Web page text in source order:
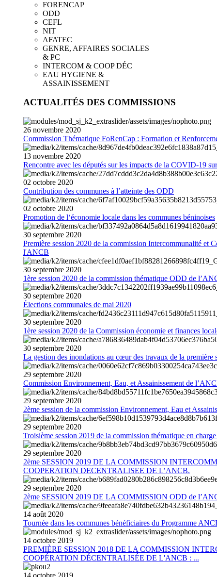
FORENCAP
ODD
CEFL
NIT
AFATEC
GENRE, AFFAIRES SOCIALES
& PC
INTERCOM & COOP DÉC
EAU HYGIENE &
ASSAINISSEMENT
ACTUALITÉS DES COMMISSIONS
26 novembre 2020
Commission Thématique FoRenCap : Formation et
13 novembre 2020
Rencontre avec les députés sur les impacts de la COVID-19
02 octobre 2020
Contribution des communes à l’atteinte des ODD
02 octobre 2020
Promotion de l‘économie locale dans les communes béninoises
30 septembre 2020
Première session 2020 de la commission Intercommunalité et
l'ANCB
30 septembre 2020
1ère session 2020 de la commission thématique ODD de
30 septembre 2020
Élections communales de mai 2020
30 septembre 2020
1ère session 2020 de la Commission économie et finances
30 septembre 2020
La gestion des inondations au cœur des travaux de la première
29 septembre 2020
Commission Environnement, Eau, et Assainissement de
29 septembre 2020
2ème session de la commission Environnement, Eau et
29 septembre 2020
Troisième session 2019 de la commission thématique en
29 septembre 2020
2ème SESSION 2019 DE LA COMMISSION
COOPERATION DECENTRALISEE DE L’ANCB.
29 septembre 2020
2ème SESSION 2019 DE LA COMMISSION ODD de
14 août 2020
Tournée dans les communes bénéficiaires du Programme
14 octobre 2019
PREMIÈRE SESSION 2018 DE LA COMMISSION
COOPÉRATION DÉCENTRALISÉE DE L'ANCB : ...
14 octobre 2019